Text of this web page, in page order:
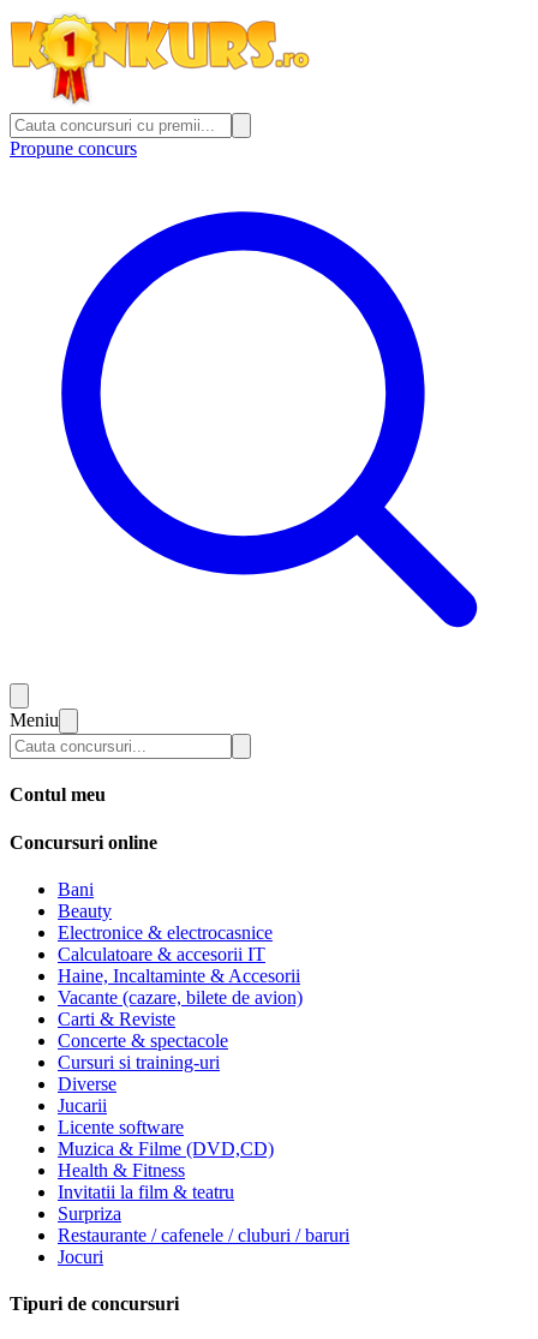
Propune concurs
Meniu
Contul meu
Concursuri online
Bani
Beauty
Electronice & electrocasnice
Calculatoare & accesorii IT
Haine, Incaltaminte & Accesorii
Vacante (cazare, bilete de avion)
Carti & Reviste
Concerte & spectacole
Cursuri si training-uri
Diverse
Jucarii
Licente software
Muzica & Filme (DVD,CD)
Health & Fitness
Invitatii la film & teatru
Surpriza
Restaurante / cafenele / cluburi / baruri
Jocuri
Tipuri de concursuri